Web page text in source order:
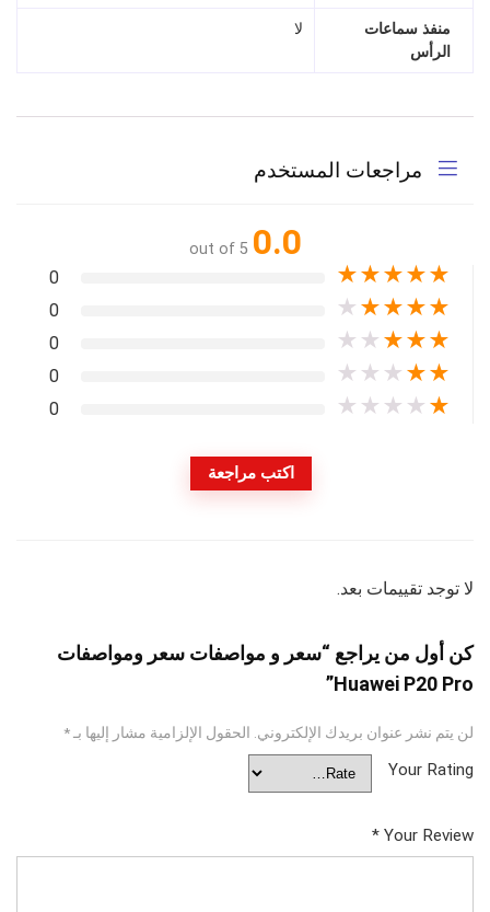
منفذ سماعات
الرأس
لا
مراجعات المستخدم
0.0
out of 5
★
★
★
★
★
0
★
★
★
★
★
0
★
★
★
★
★
0
★
★
★
★
★
0
★
★
★
★
★
0
اكتب مراجعة
لا توجد تقييمات بعد.
كن أول من يراجع “سعر و مواصفات سعر ومواصفات
Huawei P20 Pro”
لن يتم نشر عنوان بريدك الإلكتروني. الحقول الإلزامية مشار إليها بـ*
Your Rating
Your Review
*